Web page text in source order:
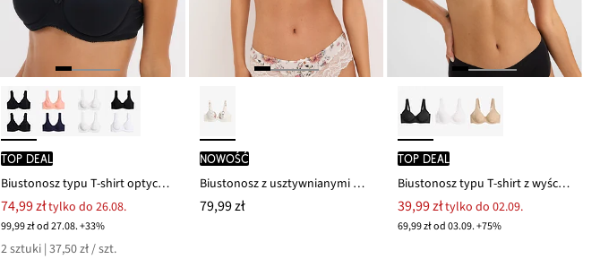
TOP DEAL
Biustonosz typu T-shirt optycznie zmniejszający biust, na fiszbinach, z bawełny organicznej (2 szt.)
74,99 złtylko do 26.08.
99,99 zł od 27.08. +33%
2 sztuki | 37,50 zł / szt.
nowość
Biustonosz z usztywnianymi miseczkami, z delikatną koronką
79,99 zł
TOP DEAL
Biustonosz typu T-shirt z wyściełanymi ramiączkami
39,99 złtylko do 02.09.
69,99 zł od 03.09. +75%